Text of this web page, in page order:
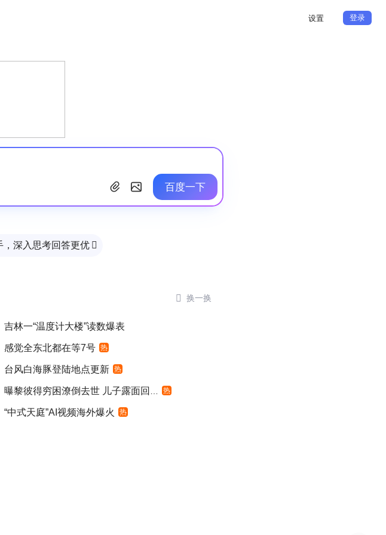
设置 登录
百度一下
深入思考回答更优 
 换一换
吉林一“温度计大楼”读数爆表
感觉全东北都在等7号 热
台风白海豚登陆地点更新 热
曝黎彼得穷困潦倒去世 儿子露面回应 热
“中式天庭”AI视频海外爆火 热